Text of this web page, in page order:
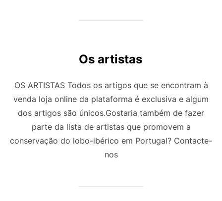
Os artistas
OS ARTISTAS Todos os artigos que se encontram à
venda loja online da plataforma é exclusiva e algum
dos artigos são únicos.Gostaria também de fazer
parte da lista de artistas que promovem a
conservação do lobo-ibérico em Portugal? Contacte-
nos